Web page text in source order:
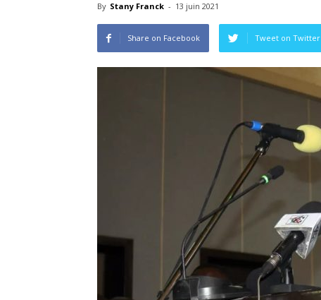
By Stany Franck - 13 juin 2021
Share on Facebook Tweet on Twitter